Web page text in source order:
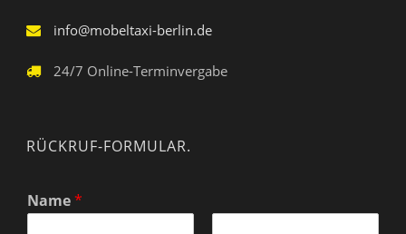
info@mobeltaxi-berlin.de
24/7 Online-Terminvergabe
RÜCKRUF-FORMULAR.
Name*